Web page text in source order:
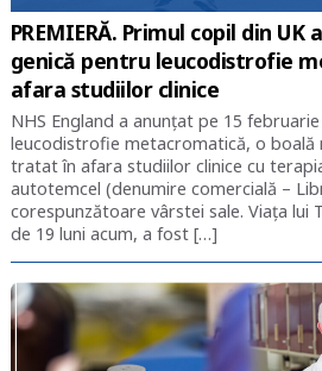
PREMIERĂ. Primul copil din
genică pentru leucodistrofie
afara studiilor clinice
NHS England a anunțat pe 15
leucodistrofie metacromatică, o
tratat în afara studiilor clinice cu
autotemcel (denumire comercială –
corespunzătoare vârstei sale. Viața lui
de 19 luni acum, a fost […]